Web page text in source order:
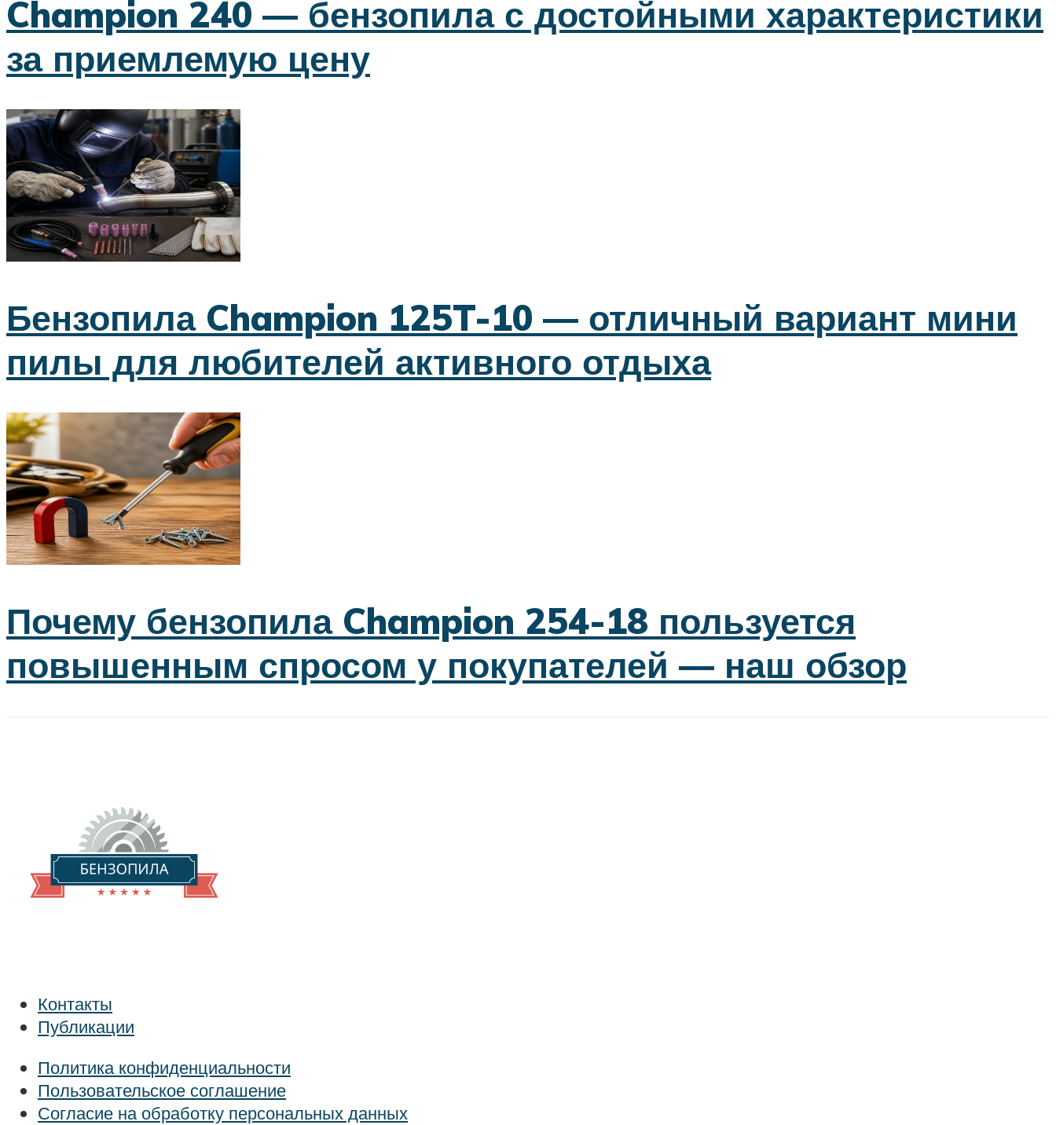
Champion 240 — бензопила с достойными характеристики
за приемлемую цену
Бензопила Champion 125T-10 — отличный вариант мини
пилы для любителей активного отдыха
Почему бензопила Champion 254-18 пользуется
повышенным спросом у покупателей — наш обзор
Контакты
Публикации
Политика конфиденциальности
Пользовательское соглашение
Согласие на обработку персональных данных